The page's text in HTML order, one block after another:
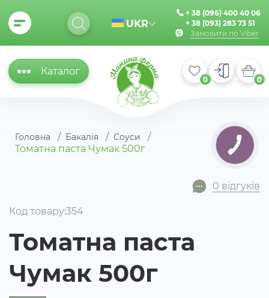
UKR
+ 38 (096) 400 40 06
+ 38 (093) 283 73 51
Замовити по Viber
Каталог
0 0
Головна Бакалія Соуси
Томатна паста Чумак 500г
Код товару:354
Томатна паста
Чумак 500г
0 відгуків
КНОПКА
ЗВ'ЯЗКУ